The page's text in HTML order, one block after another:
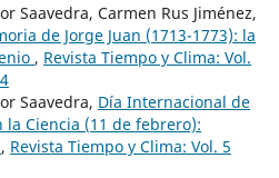
Saavedra, Carmen Rus Jiménez,
de Jorge Juan (1713-1773): la
, Revista Tiempo y Clima: Vol.
Saavedra, Día Internacional de
Ciencia (11 de febrero):
, Revista Tiempo y Clima: Vol. 5